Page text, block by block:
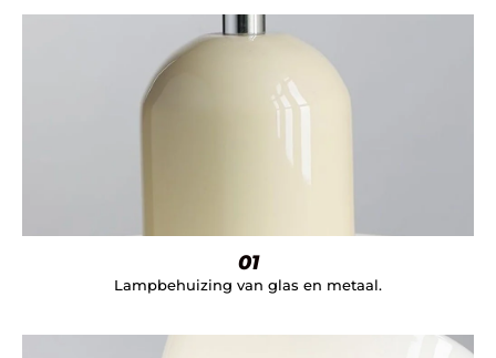
01
Lampbehuizing van glas en metaal.